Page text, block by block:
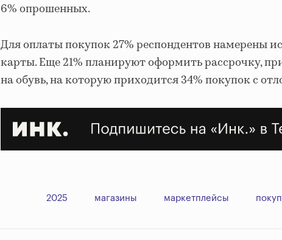
6% опрошенных.
Для оплаты покупок 27% респондентов намерены
карты. Еще 21% планируют оформить рассрочку,
на обувь, на которую приходится 34% покупок с
2025 магазины маркетплейсы